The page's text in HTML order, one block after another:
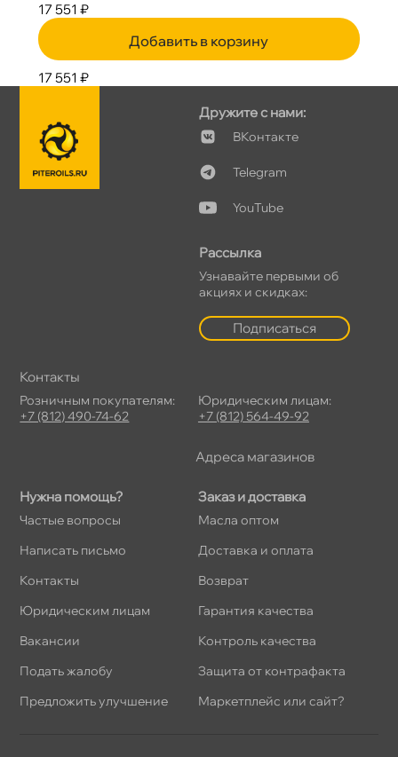
17 551 ₽
Добавить в корзину
17 551 ₽
Нужна помощь?
Частые вопросы
Написать письмо
Контакты
Юридическим лицам
акансии
Подать жалобу
Предложить улучшение
Заказ и доставка
Масла оптом
Доставка и оплата
озврат
Гарантия качества
Контроль качества
Защита от контрафакта
Маркетплейс или сайт?
Дружите с нами:
Контакте
Telegram
YouTube
Рассылка
Узнавайте первыми о
акциях и скидках:
Подписаться
Контакты
Розничным покупателям:
+7 (812) 490-74-62
Юридическим лицам:
+7 (812) 564-49-92
Адреса магазино